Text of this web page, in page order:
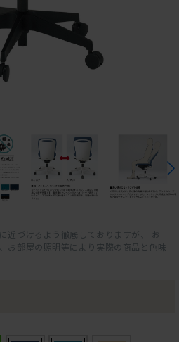
近づけるよう徹底しておりますが、 お
お部屋の照明等により実際の商品と色味